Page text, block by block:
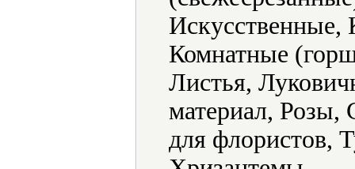
Комнатные
Листья,
материал, Розы,
для флористов,